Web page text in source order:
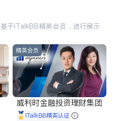
于iTalkBB精英会员，进行展示
精英会员
威利时金融投资理财集团
iTalkBB精英认证